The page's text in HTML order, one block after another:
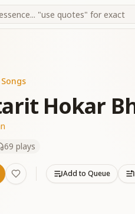
Hokar
69 plays
Add to Queue